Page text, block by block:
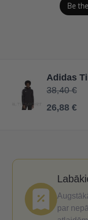
Be
38,40 €
26,88 €
par